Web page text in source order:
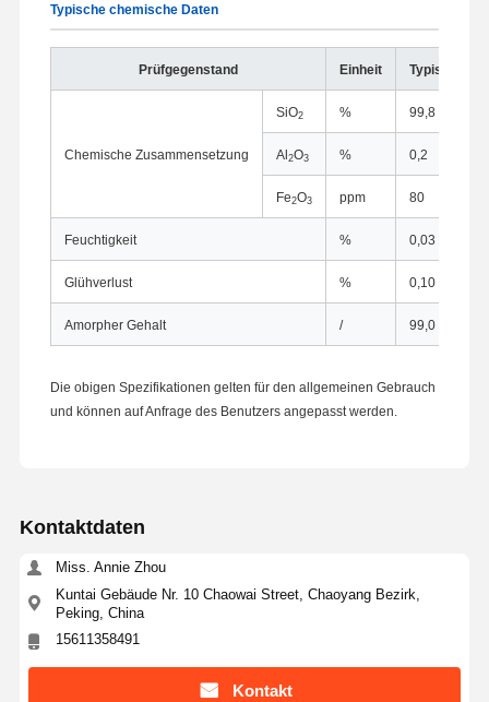
Startseite
Rolle
Typische chemische Daten
Prüfgegenstand Einheit Typischer
Chemische Zusammensetzung
SiO2 % 99,8
Al2O3 % 0,2
Fe2O3 ppm 80
Feuchtigkeit % 0,03
Glühverlust % 0,10
Amorpher Gehalt / 99,0
Die obigen Spezifikationen gelten für den allgemeinen Gebrauch
und können auf Anfrage des Benutzers angepasst werden.
Kontaktdaten
Miss. Annie Zhou
Kuntai Gebäude Nr. 10 Chaowai Street, Chaoyang Bezirk,
Peking, China
15611358491
Kontakt